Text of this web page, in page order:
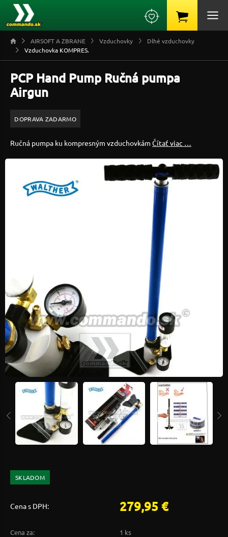
AIRSOFT A ZBRANE Vzduchovky
Dlhé vzduchovky
Vzduchovka KOMPRES.
PCP Hand Pump Ručná pumpa
Airgun
DOPRAVA ZADARMO
Ručná pumpa ku kompresným vzduchovkám Čítať viac …
SKLADOM
Cena s DPH: 279,95 €
Cena za:
1 ks